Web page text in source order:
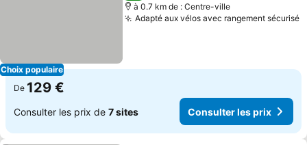
Choix populaire
à 0.7 km de : Centre-ville
Adapté aux vélos avec rangement sécurisé
De 129 €
Consulter les prix de 7 sites Consulter les prix